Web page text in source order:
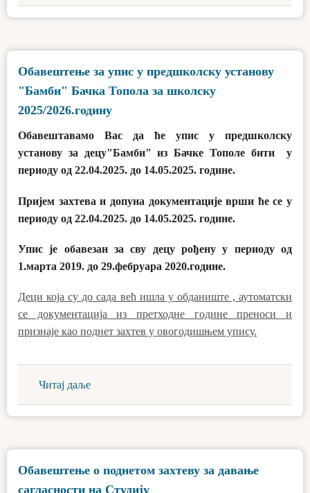
Обавештење за упис у предшколску установу
"Бамби" Бачка Топола за школску
2025/2026.годину
Обавештавамо Вас да ће упис у предшколску
установу за децу"Бамби" из Бачке Тополе бити у
периоду од 22.04.2025. до 14.05.2025. године.
Пријем захтева и допуна документације врши ће се у
периоду од 22.04.2025. до 14.05.2025. године.
Упис је обавезан за сву децу рођену у периоду од
1.марта 2019. до 29.фебруара 2020.године.
Деци која су до сада већ ишла у обданиште , аутоматски
се документација из претходне године преноси и
признаје као поднет захтев у овогодишњем упису.
Читај даље
Обавештење о поднетом захтеву за давање
сагласности на Студију